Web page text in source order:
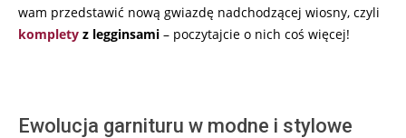
wam przedstawić nową gwiazdę nadchodzącej wiosny, czyli
komplety z legginsami – poczytajcie o nich coś więcej!
Ewolucja garnituru w modne i stylowe